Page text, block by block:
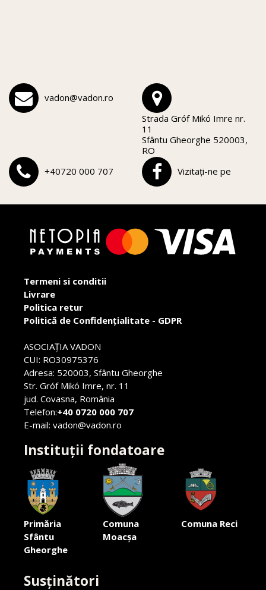
vadon@vadon.ro
Strada Gróf Mikó Imre nr.
11
Sfântu Gheorghe 520003,
RO
+40720 000 707
Vizitați-ne pe
Termeni si conditii
Livrare
Politica retur
Politică de Confidențialitate - GDPR
ASOCIAŢIA VADON
CUI: RO30975376
Adresa: 520003, Sfântu Gheorghe
Str. Gróf Mikó Imre, nr. 11
jud. Covasna, România
Telefon:+40 0720 000 707
E-mail: vadon@vadon.ro
Instituții fondatoare
Primăria
Sfântu
Gheorghe
Comuna
Moacșa
Comuna Reci
Susținători